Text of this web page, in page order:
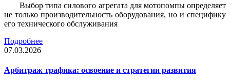
Выбор типа силового агрегата для мотопомпы определяет
не только производительность оборудования, но и специфику
его технического обслуживания
Подробнее
07.03.2026
Арбитраж трафика: освоение и стратегии развития